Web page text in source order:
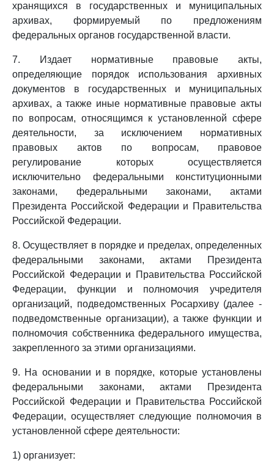
хранящихся в государственных и муниципальных
архивах, формируемый по предложениям
федеральных органов государственной власти.
7. Издает нормативные правовые акты,
определяющие порядок использования архивных
документов в государственных и муниципальных
архивах, а также иные нормативные правовые акты
по вопросам, относящимся к установленной сфере
деятельности, за исключением нормативных
правовых актов по вопросам, правовое
регулирование которых осуществляется
исключительно федеральными конституционными
законами, федеральными законами, актами
Президента Российской Федерации и Правительства
Российской Федерации.
8. Осуществляет в порядке и пределах, определенных
федеральными законами, актами Президента
Российской Федерации и Правительства Российской
Федерации, функции и полномочия учредителя
организаций, подведомственных Росархиву (далее -
подведомственные организации), а также функции и
полномочия собственника федерального имущества,
закрепленного за этими организациями.
9. На основании и в порядке, которые установлены
федеральными законами, актами Президента
Российской Федерации и Правительства Российской
Федерации, осуществляет следующие полномочия в
установленной сфере деятельности:
1) организует: